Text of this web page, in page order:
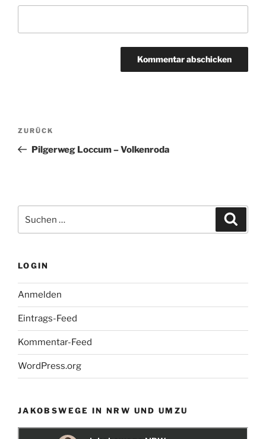
Beitragsnavigation
Vorheriger
Beitrag
ZURÜCK
Pilgerweg Loccum – Volkenroda
nach:
LOGIN
Anmelden
Eintrags-Feed
Kommentar-Feed
WordPress.org
JAKOBSWEGE IN NRW UND UMZU